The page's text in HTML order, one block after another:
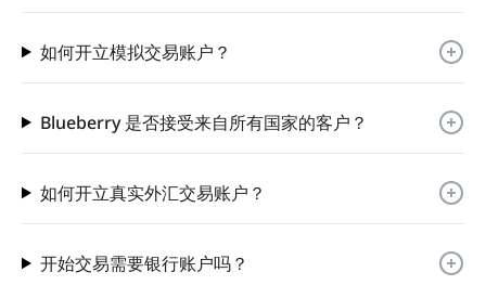
如何开立模拟交易账户？
Blueberry 是否接受来自所有国家的客户？
如何开立真实外汇交易账户？
开始交易需要银行账户吗？